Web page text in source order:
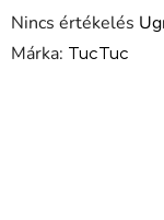
A termék átlagos
Nincs értékelés
Márka: TucTuc